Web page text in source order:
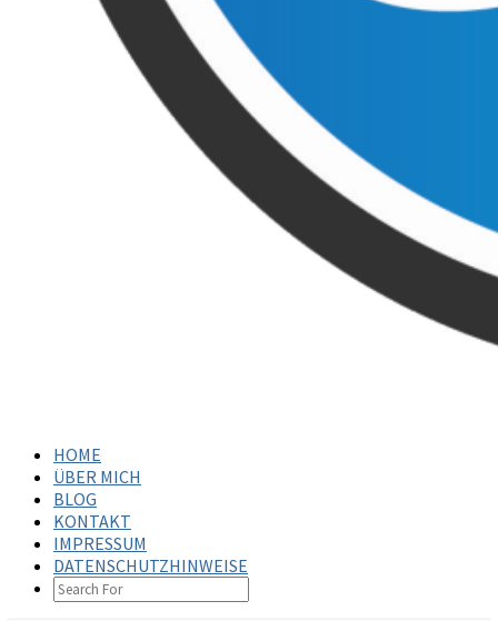
HOME
ÜBER MICH
BLOG
KONTAKT
IMPRESSUM
DATENSCHUTZHINWEISE
SEARCH
ICON